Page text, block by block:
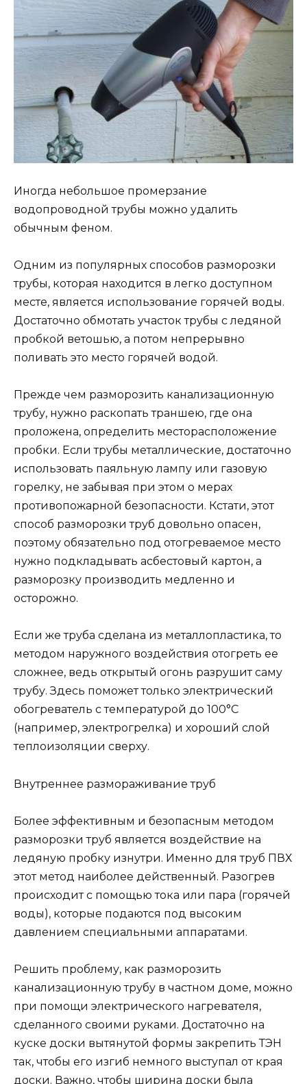
Иногда небольшое промерзание
водопроводной трубы можно удалить
обычным феном.
Одним из популярных способов разморозки
трубы, которая находится в легко доступном
месте, является использование горячей воды.
Достаточно обмотать участок трубы с ледяной
пробкой ветошью, а потом непрерывно
поливать это место горячей водой.
Прежде чем разморозить канализационную
трубу, нужно раскопать траншею, где она
проложена, определить месторасположение
пробки. Если трубы металлические, достаточно
использовать паяльную лампу или газовую
горелку, не забывая при этом о мерах
противопожарной безопасности. Кстати, этот
способ разморозки труб довольно опасен,
поэтому обязательно под отогреваемое место
нужно подкладывать асбестовый картон, а
разморозку производить медленно и
осторожно.
Если же труба сделана из металлопластика, то
методом наружного воздействия отогреть ее
сложнее, ведь открытый огонь разрушит саму
трубу. Здесь поможет только электрический
обогреватель с температурой до 100°С
(например, электрогрелка) и хороший слой
теплоизоляции сверху.
Внутреннее размораживание труб
Более эффективным и безопасным методом
разморозки труб является воздействие на
ледяную пробку изнутри. Именно для труб ПВХ
этот метод наиболее действенный. Разогрев
происходит с помощью тока или пара (горячей
воды), которые подаются под высоким
давлением специальными аппаратами.
Решить проблему, как разморозить
канализационную трубу в частном доме, можно
при помощи электрического нагревателя,
сделанного своими руками. Достаточно на
куске доски вытянутой формы закрепить ТЭН
так, чтобы его изгиб немного выступал от края
доски. Важно, чтобы ширина доски была